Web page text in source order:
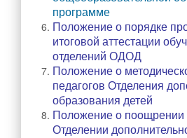
Музейная экспозиция
Визитка музея
Экскурсионная и
О нас пишут
Награды и достижения
Бессмертный полк
программе
Положение о порядке
итоговой аттестации
отделений ОДОД
Положение о
педагогов Отделения
образования детей
Положение о поощрении
Отделении